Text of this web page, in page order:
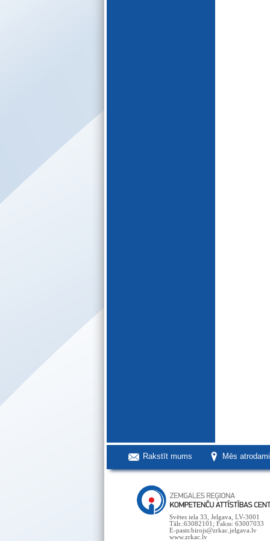
Rakstīt mums Mēs
Svētes iela 33, Jelgava, LV-3001
Tālr.:63082101; Fakss: 63007033
E-pasts:birojs@zrkac.jelgava.lv
www.zrkac.lv